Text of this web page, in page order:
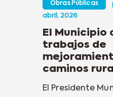
Obras Públicas
abril, 2026
El Municipio
trabajos de
caminos
El Presidente